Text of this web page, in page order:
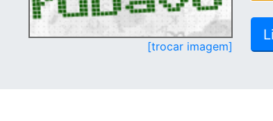
[trocar imagem]